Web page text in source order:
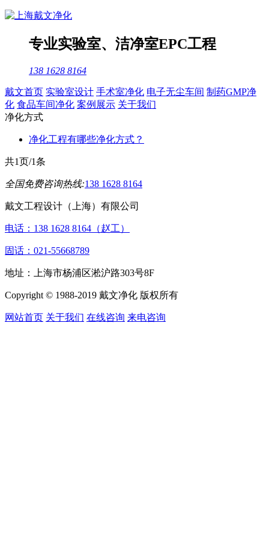
专业实验室、 洁净室EPC工程
138 1628 8164
戴文首页 实验室设计 手术室净化 电子无尘车间 制药GMP净
化 食品车间净化 案例展示 关于我们
净化方式
净化工程有哪些净化方式？
共1页/1条
全国免费咨询热线:138 1628 8164
戴文工程设计（上海）有限公司
电话：138 1628 8164（赵工）
固话：021-55668789
地址：上海市杨浦区淞沪路303号8F
Copyright © 1988-2019 戴文净化 版权所有
网站首页 关于我们 在线咨询 来电咨询